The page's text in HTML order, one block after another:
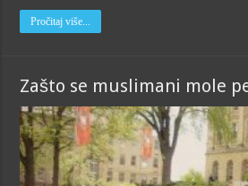
Pročitaj više...
Zašto se muslimani mole